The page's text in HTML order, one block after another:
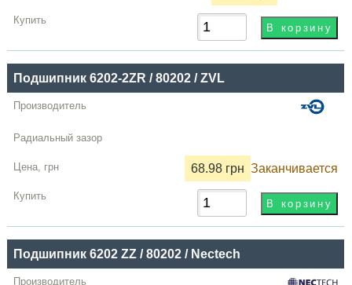
Подшипник 6202-2ZR / 80202 / ZVL
68.98 грн Заканчивается
Подшипник 6202 ZZ / 80202 / Nectech